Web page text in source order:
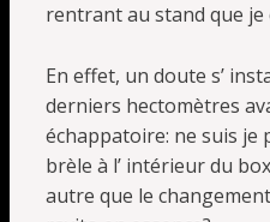
rentrant au stand que
En effet, un doute s’
derniers hectomètres
échappatoire: ne suis je
brèle à l’ intérieur du
autre que le